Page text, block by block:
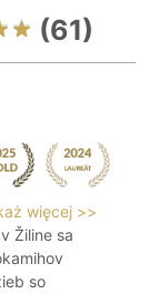
(61)
więcej >>
Žiline sa
so